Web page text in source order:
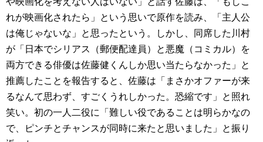
れが映画化されたら」という思いで原作を読み、「主人公
は俺じゃないな」と思ったという。しかし、同席した川村
が「日本でシリアス（郵便配達員）と悪魔（コミカル）を
両方できる俳優は佐藤健くんしか思い当たらなかった」と
推薦したことを報告すると、佐藤は「まさかオファーが来
るなんて思わず、すごくうれしかった。恐縮です」と照れ
笑い。初の一人二役に「難しい役であることは明らかなの
で、ピンチとチャンスが同時に来たと思いました」と振り